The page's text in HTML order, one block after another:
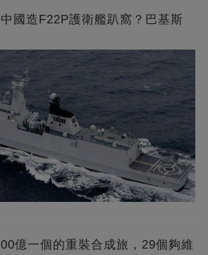
國造F22P護衛艦趴窩？巴基斯
億一個的重裝合成旅，29個夠維